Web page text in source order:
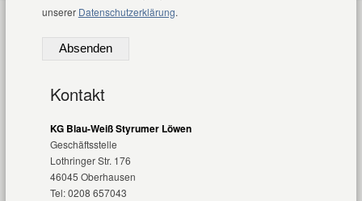
unserer Datenschutzerklärung.
Absenden
Kontakt
KG Blau-Weiß Styrumer Löwen
Geschäftsstelle
Lothringer Str. 176
46045 Oberhausen
Tel: 0208 657043